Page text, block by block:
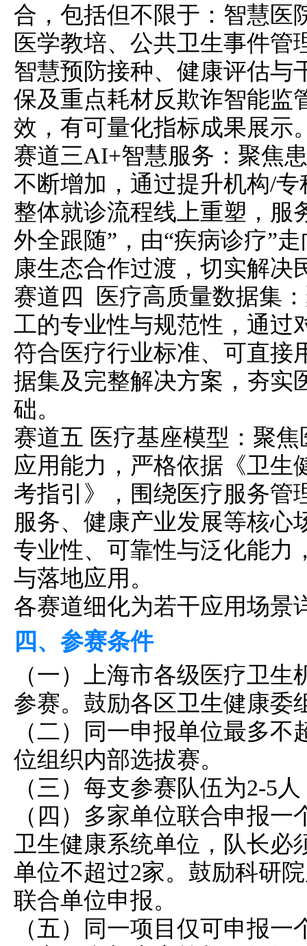
合，包括但不限于：智慧医
医学教培、公共卫生事件管
智慧预防接种、健康评估与
保及重点耗材反欺诈智能监
效，有可量化指标成果展示
赛道三AI+智慧服务：聚焦
不断增加，通过提升机构/
整体就诊流程线上重塑，服
外全跟随”，由“疾病诊疗”
康生态合作过渡，切实解决
赛道四 医疗高质量数据集
工的专业性与规范性，通过
符合医疗行业标准、可直接
据集及完整解决方案，夯实
础。
赛道五 医疗基座模型：聚
应用能力，严格依据《卫生
考指引》，围绕医疗服务管
服务、健康产业发展等核心
专业性、可靠性与泛化能力
与落地应用。
各赛道细化为若干应用场景
四、参赛条件
（一）上海市各级医疗卫
参赛。鼓励各区卫生健康委
（二）同一申报单位最多
位组织内部选拔赛。
（三）每支参赛队伍为2-5
（四）多家单位联合申报
卫生健康系统单位，队长必
单位不超过2家。鼓励科研
联合单位申报。
（五）同一项目仅可申报一